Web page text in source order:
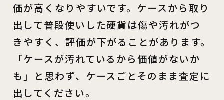
価が高くなりやすいです。ケースから取り
出して普段使いした硬貨は傷や汚れがつ
きやすく、評価が下がることがあります。
「ケースが汚れているから価値がないか
も」と思わず、ケースごとそのまま査定に
出してください。